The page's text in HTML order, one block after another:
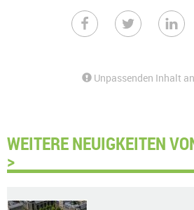
Unpassenden Inhalt
WEITERE NEUIGKEITEN
>